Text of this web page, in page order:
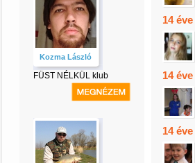
Kozma László
FÜST NÉLKÜL klub
14 éve
14 éve
14 éve